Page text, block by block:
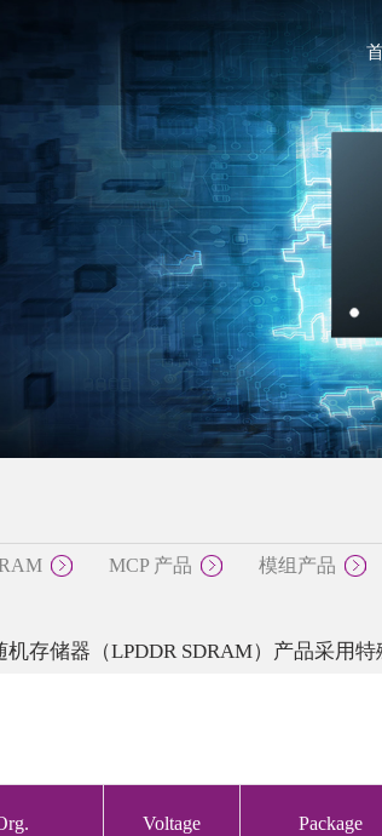
MCP 产品 模组产品
SO-
DDR
LPDDR4
LPDDR4x
存储器（LPDDR SDRAM）产品采用特
Voltage Package